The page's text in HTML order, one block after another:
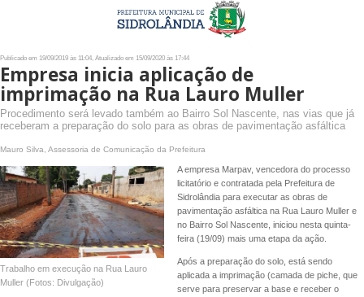
Publicado em 19/09/2019 às 11:04, Atualizado em 15/09/2020 às 17:44
Empresa inicia aplicação de
imprimação na Rua Lauro Muller
Procedimento será levado também ao Bairro Sol Nascente, nas vias que já
receberam a preparação do solo para as obras de pavimentação asfáltica
Mauro Silva, Assessoria de Comunicação da Prefeitura
Trabalho em execução na Rua Lauro
Muller (Fotos: Divulgação)
A empresa Marpav, vencedora do processo
licitatório e contratada pela Prefeitura de
Sidrolândia para executar as obras de
pavimentação asfáltica na Rua Lauro Muller e
no Bairro Sol Nascente, iniciou nesta quinta-
feira (19/09) mais uma etapa da ação.
Após a preparação do solo, está sendo
aplicada a imprimação (camada de piche, que
serve para preservar a base e receber o